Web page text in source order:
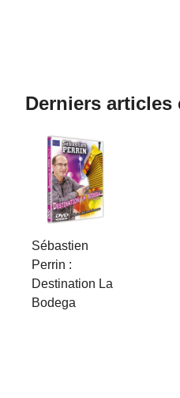
Derniers articles
Sébastien
Perrin :
Destination La
Bodega